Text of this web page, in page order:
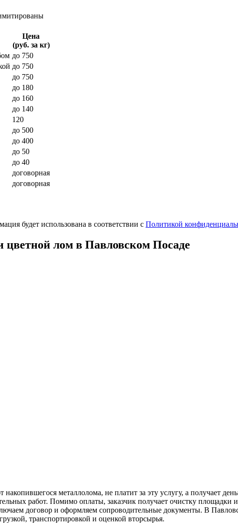
Цена
(руб. за кг)
до 750
до 750
до 750
до 180
до 160
до 140
120
до 500
до 400
до 50
до 40
договорная
договорная
будет использована в соответствии с Политикой
лом в Павловском Посаде
металлолома, не платит за эту услугу, а получает
работ. Помимо оплаты, заказчик получает очистку площадки
договор и оформляем сопроводительные документы. В
транспортировкой и оценкой вторсырья.